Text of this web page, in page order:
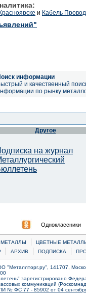
и Кабель
информации
и качественный
по рынку
Другое
на журнал
Одноклассники
| ЦВЕТНЫЕ
| АРХИВ | ПОДПИСКА |
141707,
зарегистрировано
коммуникаций
№ ФС 77 - 85902 от 04